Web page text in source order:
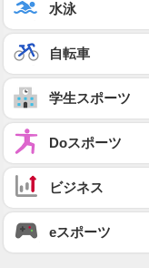
水泳
自転車
学生スポーツ
Doスポーツ
ビジネス
eスポーツ